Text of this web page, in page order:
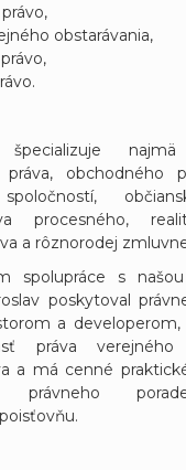
obstarávania,
špecializuje
práva, obchodného
procesného,
a rôznorodej
spolupráce s
poskytoval
a developerom,
práva verejného
a má cenné
právneho